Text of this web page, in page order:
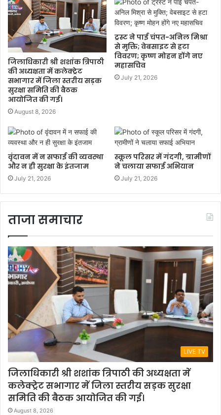
जिलाधिकारी श्री शशांक त्रिपाठी
की अध्यक्षता में कलेक्ट्रेट
सभागार में जिला स्तरीय सड़क
सुरक्षा समिति की बैठक
आयोजित की गई।
August 8, 2026
ट्रस्ट ने पाई चंपत-अनिल मिश्रा
से मुक्ति; वेबसाइट से हटा
विवरण; कृष्ण मोहन होंगे नए
महासचिव
July 21, 2026
वृंदावन में न सफाई की व्यवस्था
और न ही सुरक्षा के इंतजाम
July 21, 2026
स्कूल परिसर में गंदगी, ग्रामीणों
ने चलाया सफाई अभियान
July 21, 2026
ताजा समाचार
LIVE TV
जिलाधिकारी श्री शशांक त्रिपाठी की अध्यक्षता में
कलेक्ट्रेट सभागार में जिला स्तरीय सड़क सुरक्षा
समिति की बैठक आयोजित की गई।
August 8, 2026